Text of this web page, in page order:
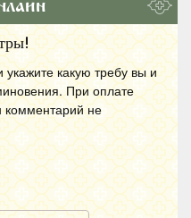
какую требу вы и
При оплате
комментарий не